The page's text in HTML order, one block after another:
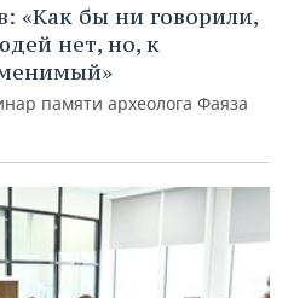
«Как бы ни говорили,
нет, но, к
памяти археолога Фаяза